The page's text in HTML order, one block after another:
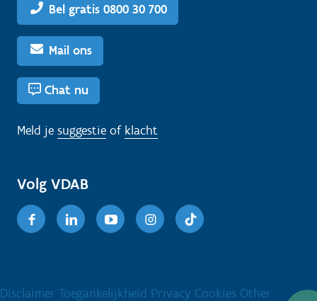
Bel gratis 0800 30 700
Mail ons
Chat nu
Meld je suggestie of klacht
Volg VDAB
FacebookLinkedinYoutubeInstagram
Disclaimer Toegankelijkheid Privacy Cookies Other